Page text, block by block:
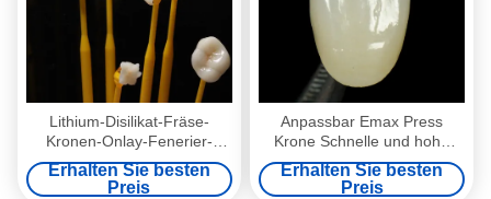
Lithium-Disilikat-Fräse-
Kronen-Onlay-Fenerier-
Hochgenauigkeits-Zahn-
Inlay-Onlay
Erhalten Sie besten
Preis
Anpassbar Emax Press
Krone Schnelle und hohe
Ästhetik Zahn Inlay Onlay
Erhalten Sie besten
Preis